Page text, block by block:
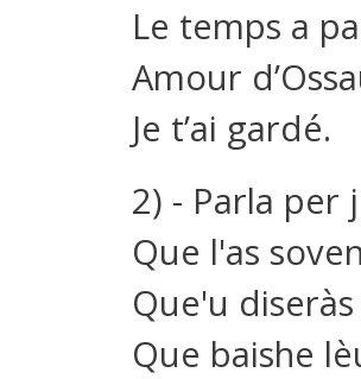
Le temps a
Amour
Je t’ai gardé.
2) - Parla per
Que l'as
Que'u
Que baishe